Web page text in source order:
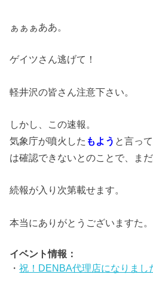
ぁぁぁああ。
ゲイツさん逃げて！
軽井沢の皆さん注意下さい。
しかし、この速報。
気象庁が噴火した もよう と言っ
は確認できないとのことで、ま
続報が入り次第載せます。
本当にありがとうございますた。
イベント情報：
・祝！DENBA代理店になりまし